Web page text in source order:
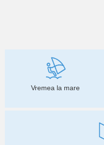
Vremea la mare